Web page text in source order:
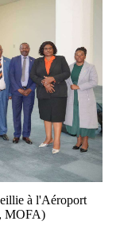
à l'Aéroport
MOFA)